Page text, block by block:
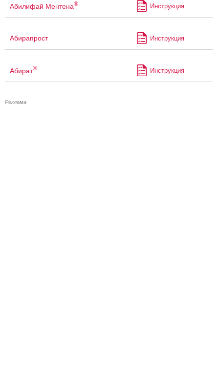
Абилифай Ментена® Инструкция
Абирапрост Инструкция
Абират® Инструкция
Реклама